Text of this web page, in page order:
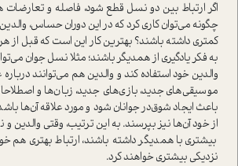
اگر ارتباط بين دو نسل قطع شود، فاصله و
چگونه مي‌توان كاري كرد كه در اين دوران حساس،
كمتري داشته باشند؟ بهترين كار اين است كه قبل
به فكر يادگيري از همديگر باشند؛ مثلا نسل جوان
والدين خود استفاده كند و والدين هم مي‌توانند درباره
موسيقي‌های جديد، بازي‌هاي جديد، زبان‌ها و
باعث ايجاد شوق‌در جوانان شود و مورد علاقه آن‌ها
از خود آن‌ها نيز بپرسند. به اين ترتيب، وقتي
بيشتري با همديگر داشته باشند، ارتباط بهتري
نزديكي بيشتري خواهند کرد.